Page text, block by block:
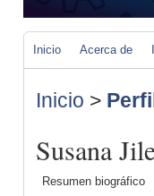
Inicio Acerca de
Inicio >
Susana
Resumen biográfico